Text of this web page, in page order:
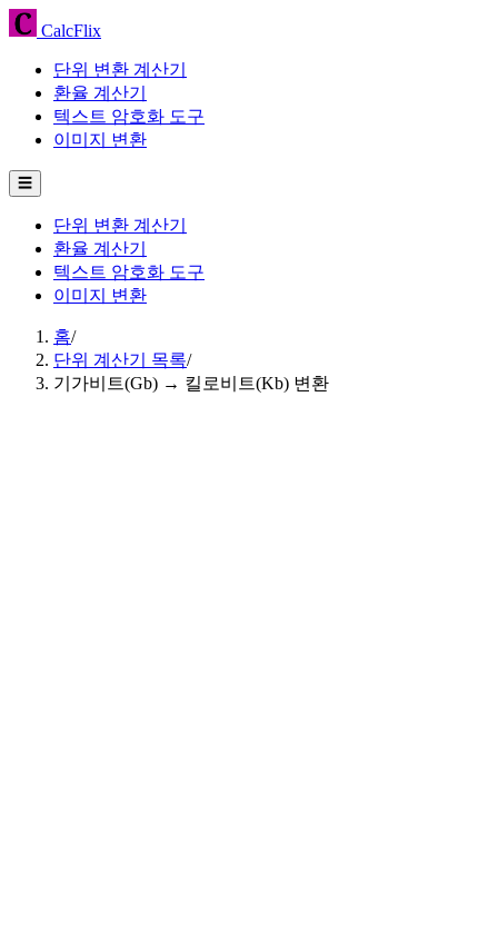
CalcFlix
단위 변환 계산기
환율 계산기
텍스트 암호화 도구
이미지 변환
☰
단위 변환 계산기
환율 계산기
텍스트 암호화 도구
이미지 변환
홈/
단위 계산기 목록/
기가비트(Gb) → 킬로비트(Kb) 변환